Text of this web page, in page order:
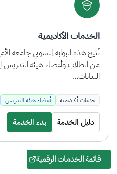
نظام إدارة التعلم الإلكتروني
يُتيح هذا النظام لمنسوبي جامعة
من الطلاب وأعضاء هيئة
دليل الخدمة بدء الخدمة
قائمة الخدمات الرقمية